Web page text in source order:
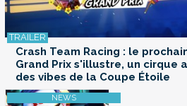
Crash Team Racing : le
Grand Prix s'illustre, un cirque
des vibes de la Coupe Étoile